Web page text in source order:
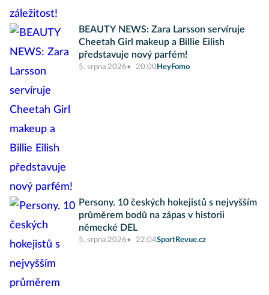
BEAUTY NEWS: Zara Larsson servíruje
Cheetah Girl makeup a Billie Eilish
představuje nový parfém!
5. srpna 2026 20:00 HeyFomo
Persony. 10 českých hokejistů s nejvyšším
průměrem bodů na zápas v historii
německé DEL
5. srpna 2026 22:04SportRevue.cz